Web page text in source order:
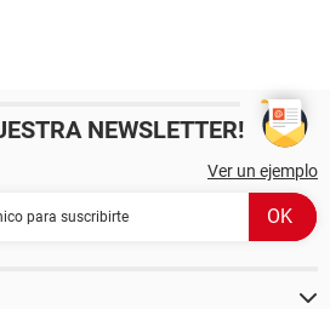
NEWSLETTER!
Ver un ejemplo